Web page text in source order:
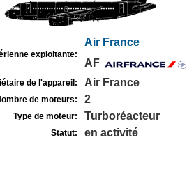
exploitante:
Air France
AF
de l'appareil: Air France
de moteurs: 2
Type de moteur: Turboréacteur
Statut: en activité